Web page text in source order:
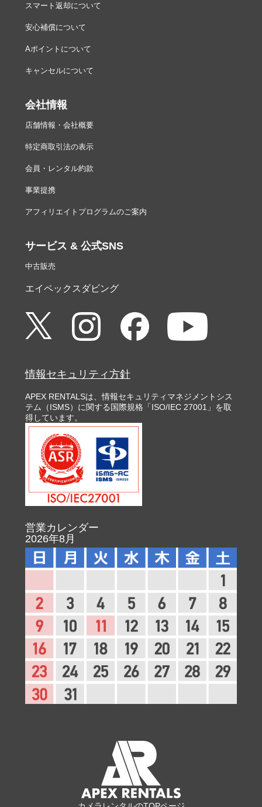
スマート返却について
安心補償について
Aポイントについて
キャンセルについて
会社情報
店舗情報・会社概要
特定商取引法の表示
会員・レンタル約款
事業提携
アフィリエイトプログラムのご案内
サービス & 公式SNS
中古販売
エイペックスダビング
情報セキュリティ方針
APEX RENTALSは、情報セキュリティマネジメントシス
テム（ISMS）に関する国際規格「ISO/IEC 27001」を取
得しています。
営業カレンダー
2026年8月